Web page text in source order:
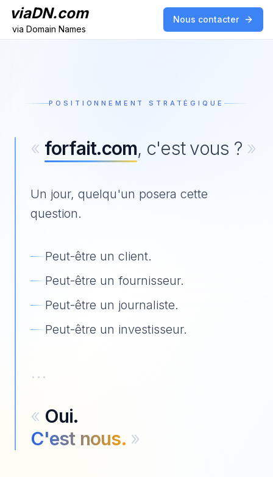
viaDN.com
via Domain Names
Nous contacter
Positionnement stratégique
POSITIONNEMENT STRATÉGIQUE
« forfait.com, c'est vous ? »
Un jour, quelqu'un posera cette
question.
Peut-être un client.
Peut-être un fournisseur.
Peut-être un journaliste.
Peut-être un investisseur.
…
« Oui.
C'est nous. »